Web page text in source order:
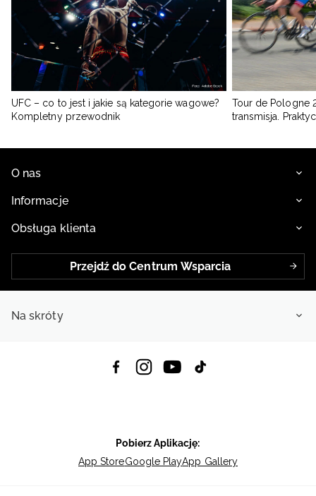
UFC – co to jest i jakie są kategorie wagowe?
Kompletny przewodnik
Tour de Pologne
transmisja.
O nas
Informacje
Obsługa klienta
Przejdź do Centrum Wsparcia
Na skróty
Pobierz Aplikację:
App StoreGoogle PlayApp Gallery